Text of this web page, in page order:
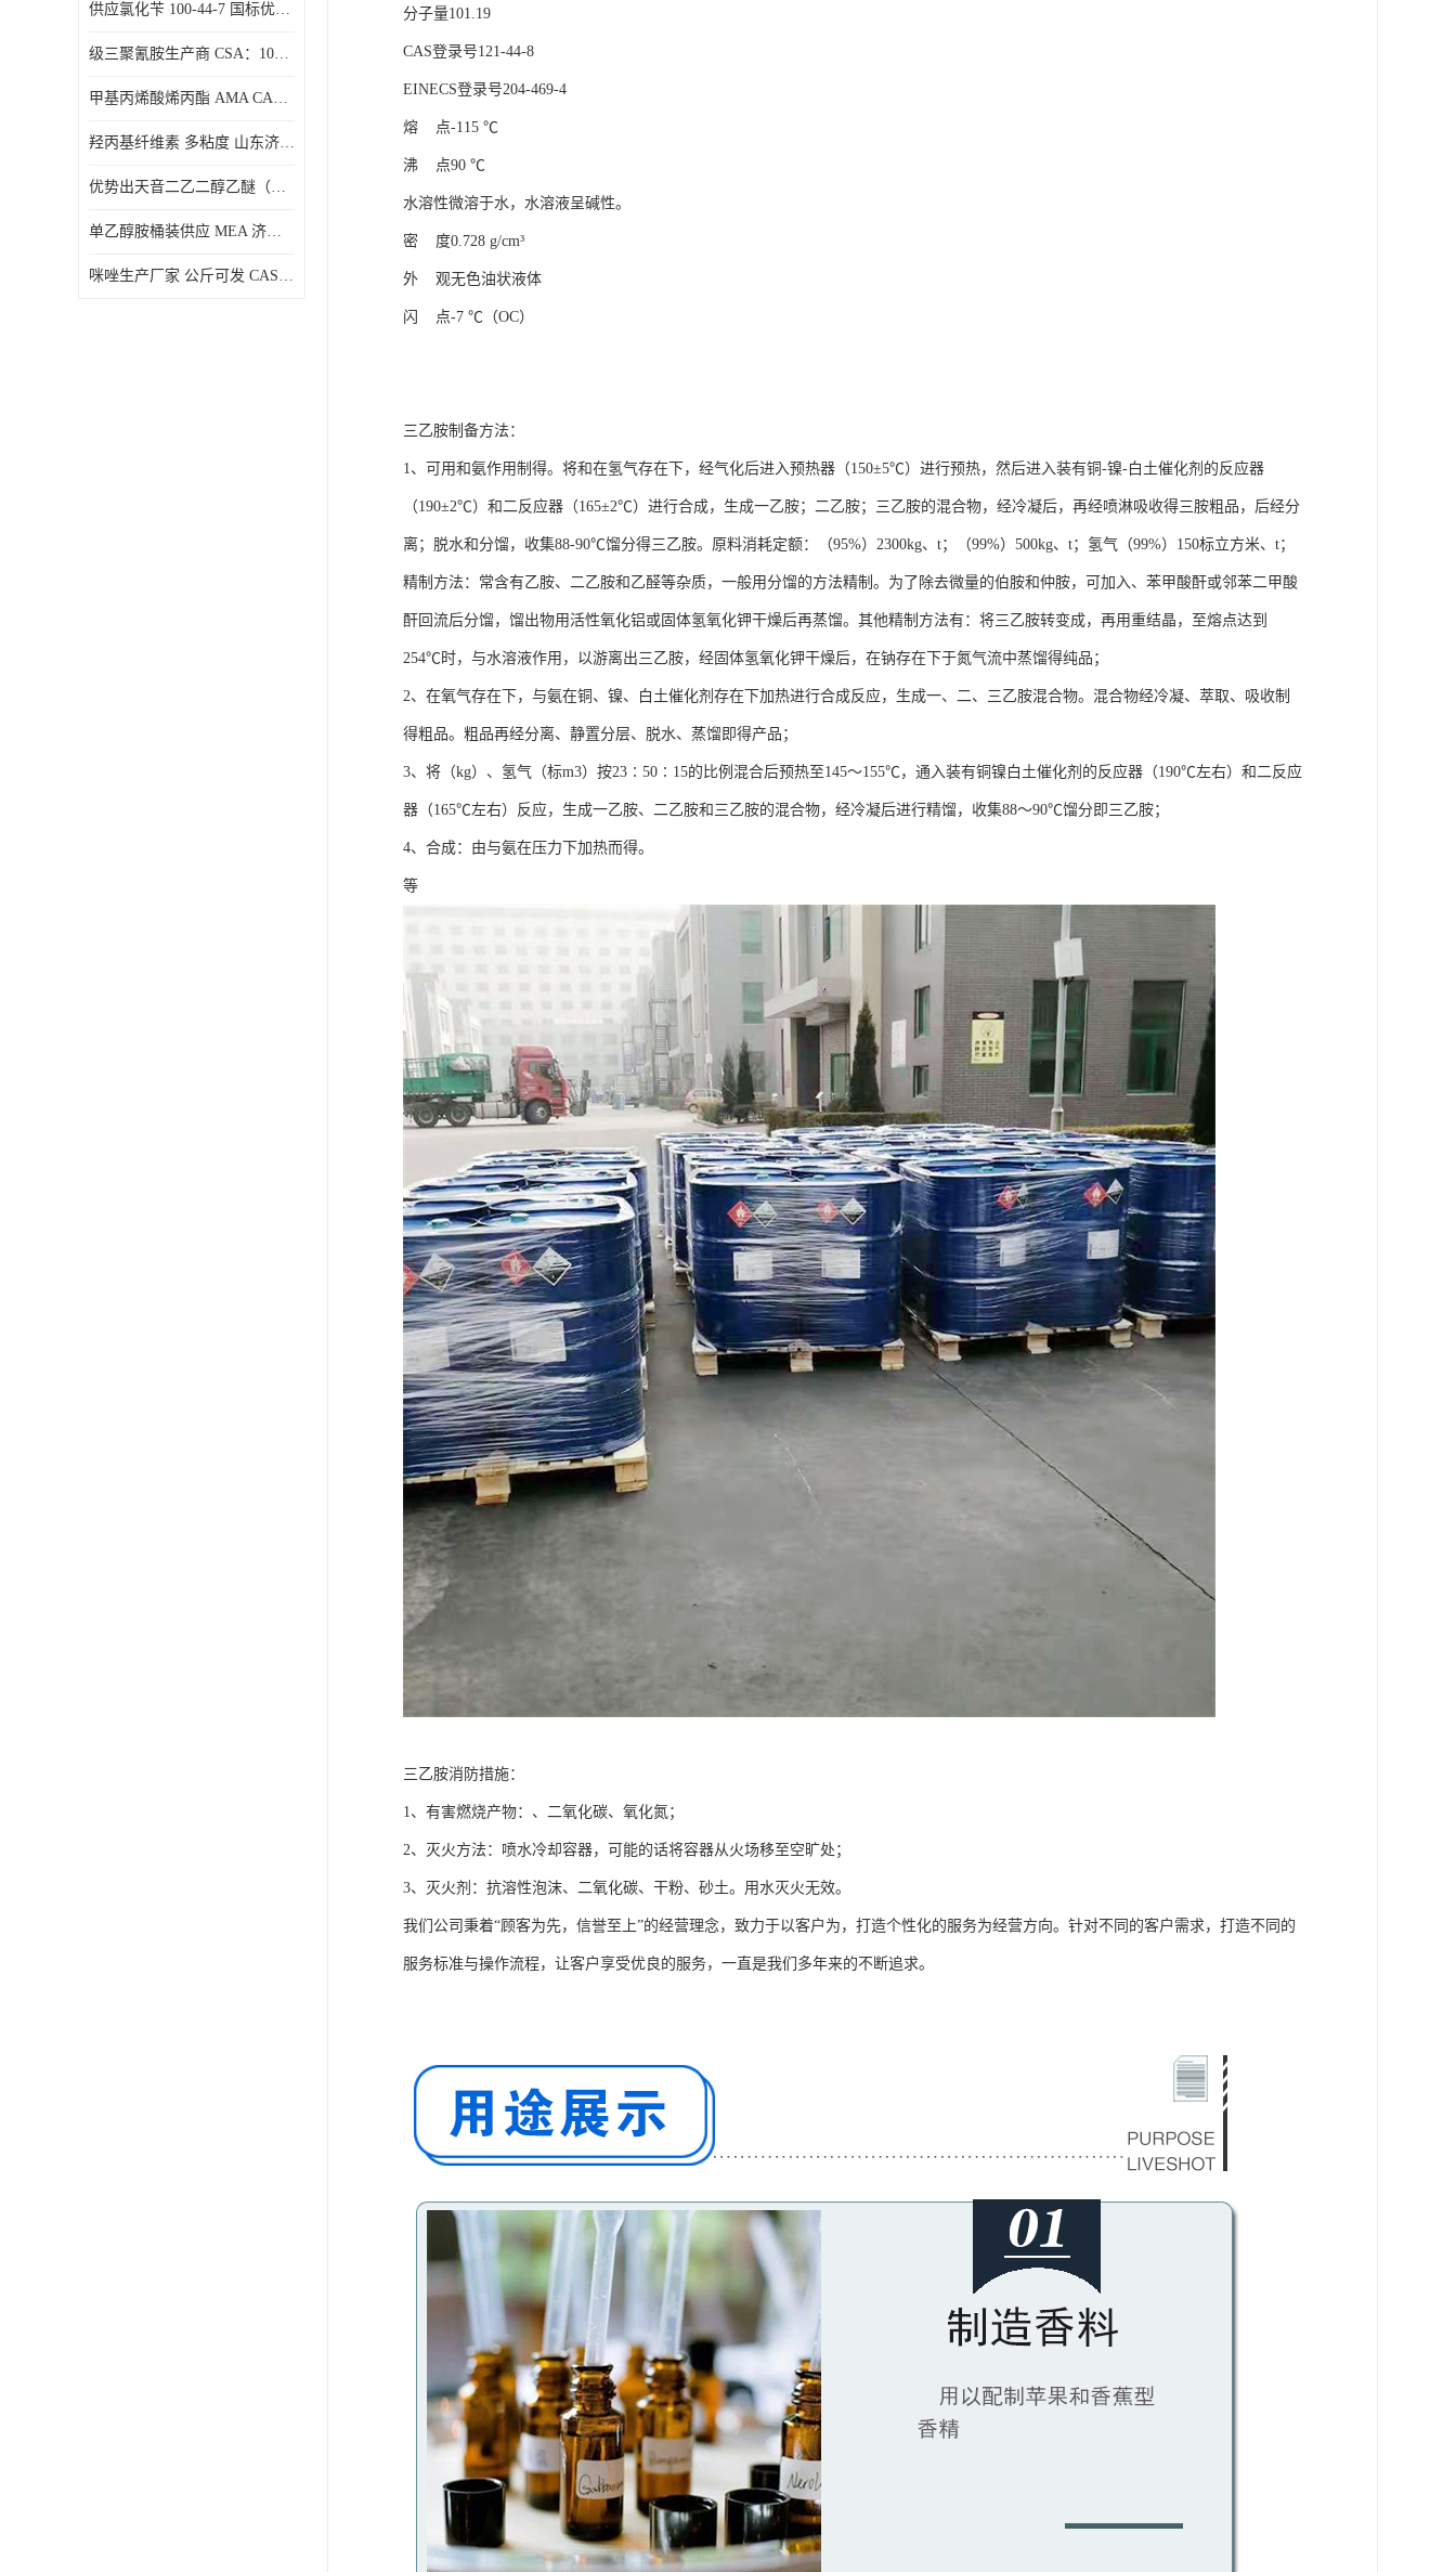
供应氯化苄 100-44-7 国标优等品苄基氯 一桶起发
级三聚氰胺生产商 CSA：108-78-1 济南发货
甲基丙烯酸烯丙酯 AMA CAS：96-05-9
羟丙基纤维素 多粘度 山东济南仓库发货
优势出天音二乙二醇乙醚（DPE）山东仓库发现货
单乙醇胺桶装供应 MEA 济南仓库发货 厂家
咪唑生产厂家 公斤可发 CAS:288-32-4
分子量101.19
CAS登录号121-44-8
EINECS登录号204-469-4
熔 点-115 ℃
沸 点90 ℃
水溶性微溶于水，水溶液呈碱性。
密 度0.728 g/cm³
外 观无色油状液体
闪 点-7 ℃（OC）
三乙胺制备方法：
1、可用和氨作用制得。将和在氢气存在下，经气化后进入预热器（150±5℃）进行预热，然后进入装有铜-镍-白土催化剂的反应器
（190±2℃）和二反应器（165±2℃）进行合成，生成一乙胺；二乙胺；三乙胺的混合物，经冷凝后，再经喷淋吸收得三胺粗品，后经分
离；脱水和分馏，收集88-90℃馏分得三乙胺。原料消耗定额：（95%）2300kg、t；（99%）500kg、t；氢气（99%）150标立方米、t；
精制方法：常含有乙胺、二乙胺和乙醛等杂质，一般用分馏的方法精制。为了除去微量的伯胺和仲胺，可加入、苯甲酸酐或邻苯二甲酸
酐回流后分馏，馏出物用活性氧化铝或固体氢氧化钾干燥后再蒸馏。其他精制方法有：将三乙胺转变成，再用重结晶，至熔点达到
254℃时，与水溶液作用，以游离出三乙胺，经固体氢氧化钾干燥后，在钠存在下于氮气流中蒸馏得纯品；
2、在氧气存在下，与氨在铜、镍、白土催化剂存在下加热进行合成反应，生成一、二、三乙胺混合物。混合物经冷凝、萃取、吸收制
得粗品。粗品再经分离、静置分层、脱水、蒸馏即得产品；
3、将（kg）、氢气（标m3）按23∶50∶15的比例混合后预热至145～155℃，通入装有铜镍白土催化剂的反应器（190℃左右）和二反应
器（165℃左右）反应，生成一乙胺、二乙胺和三乙胺的混合物，经冷凝后进行精馏，收集88～90℃馏分即三乙胺；
4、合成：由与氨在压力下加热而得。
等
三乙胺消防措施：
1、有害燃烧产物：、二氧化碳、氧化氮；
2、灭火方法：喷水冷却容器，可能的话将容器从火场移至空旷处；
3、灭火剂：抗溶性泡沫、二氧化碳、干粉、砂土。用水灭火无效。
我们公司秉着“顾客为先，信誉至上”的经营理念，致力于以客户为，打造个性化的服务为经营方向。针对不同的客户需求，打造不同的
服务标准与操作流程，让客户享受优良的服务，一直是我们多年来的不断追求。